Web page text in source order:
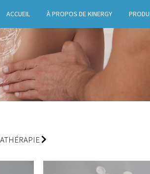
ACCUEIL À PROPOS DE KINERGY